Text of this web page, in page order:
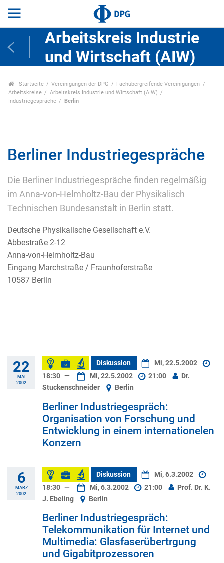
Arbeitskreis Industrie
und Wirtschaft (AIW)
Startseite Vereinigungen der DPG
Fachübergreifende Vereinigungen
Arbeitskreise
Arbeitskreis Industrie und Wirtschaft (AIW)
Industriegespräche
Berlin
Berliner Industriegespräche
Die Berliner Industriegespräche finden regelmäßig
im Anna-von-Helmholtz-Bau der Physikalisch
Technischen Bundesanstalt in Berlin statt.
Deutsche Physikalische Gesellschaft e.V.
Abbestraße 2-12
Anna-von-Helmholtz-Bau
Eingang Marchstraße / Fraunhoferstraße
10587 Berlin
22
MAI
2002
Diskussion
Mi, 22.5.2002
18:30 — Mi, 22.5.2002 21:00
Dr.
Stuckenschneider
Berlin
Berliner Industriegespräch:
Organisation von Forschung und
Entwicklung in einem internationelen
Konzern
6
MÄRZ
2002
Diskussion
Mi, 6.3.2002
18:30 — Mi, 6.3.2002 21:00
Prof. Dr. K.
J. Ebeling
Berlin
Berliner Industriegespräch:
Telekommunikation für Internet und
Multimedia: Glasfaserübertrgung
und Gigabitprozessoren